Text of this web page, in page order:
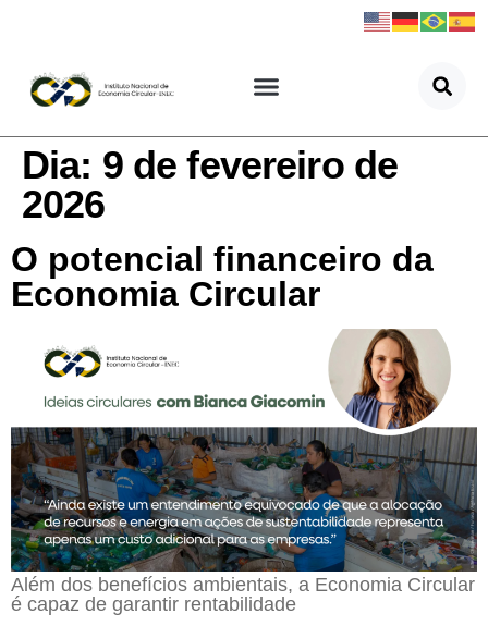
Dia: 9 de fevereiro de
2026
O potencial financeiro da
Economia Circular
Além dos benefícios ambientais, a Economia Circular
é capaz de garantir rentabilidade